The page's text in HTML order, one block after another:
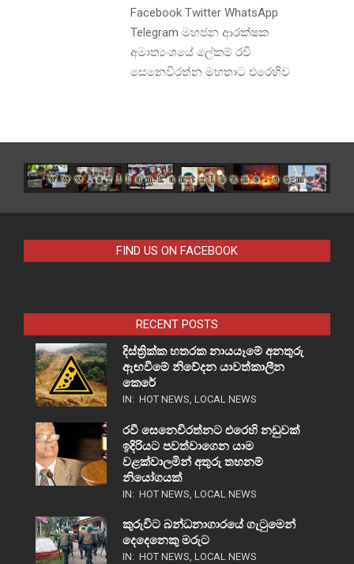
Facebook Twitter WhatsApp
Telegram මහජන ආරක්ෂක
අමාත්‍යංශයේ ලේකම් රවි
සෙනෙවිරත්න මහතාට එරෙහිව
FIND US ON FACEBOOK
RECENT POSTS
දිස්ත්‍රික්ක හතරක නායයෑමේ අනතුරු
ඇඟවීමේ නිවේදන යාවත්කාලීන
කෙරේ
IN: HOT NEWS, LOCAL NEWS
රවී සෙනෙවිරත්නට එරෙහි නඩුවක්
ඉදිරියට පවත්වාගෙන යාම
වළක්වාලමින් අතුරු තහනම්
නියෝගයක්
IN: HOT NEWS, LOCAL NEWS
කුරුවිට බන්ධනාගාරයේ ගැටුමෙන්
දෙදෙනෙකු මරුට
IN: HOT NEWS, LOCAL NEWS